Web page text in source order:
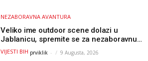
NEZABORAVNA AVANTURA
Veliko ime outdoor scene dolazi u
Jablanicu, spremite se za nezaboravnu
avanturu (VIDEO) !
VIJESTI BIH prviklik - 9 Augusta, 2026